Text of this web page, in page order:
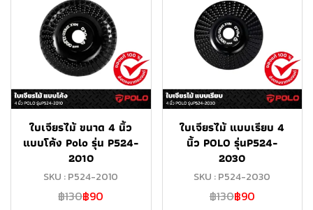
ใบเจียรไม้ ขนาด 4 นิ้ว
แบบโค้ง Polo รุ่น P524-
2010
SKU : P524-2010
฿130฿90
ใบเจียรไม้ แบบเรียบ 4
นิ้ว POLO รุ่นP524-
2030
SKU : P524-2030
฿130฿90